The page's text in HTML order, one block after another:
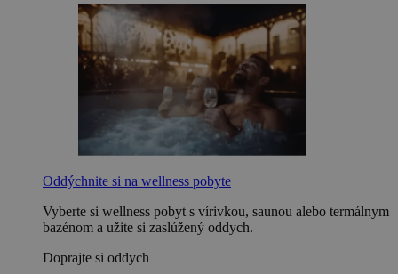
Oddýchnite si na wellness pobyte
Vyberte si wellness pobyt s vírivkou, saunou alebo termálnym
bazénom a užite si zaslúžený oddych.
Doprajte si oddych